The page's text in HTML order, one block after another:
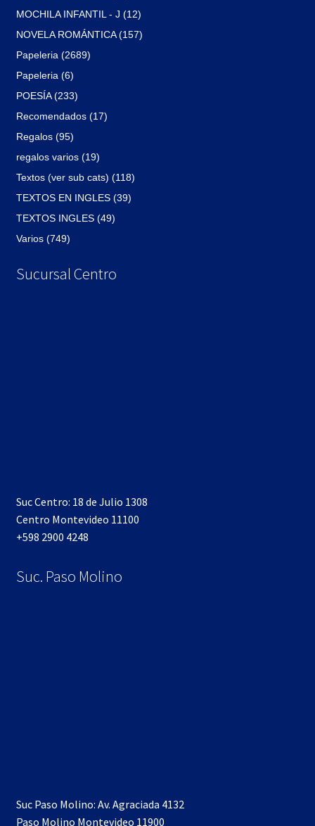
MOCHILA INFANTIL - J (12)
NOVELA ROMÁNTICA (157)
Papeleria (2689)
Papeleria (6)
POESÍA (233)
Recomendados (17)
Regalos (95)
regalos varios (19)
Textos (ver sub cats) (118)
TEXTOS EN INGLES (39)
TEXTOS INGLES (49)
Varios (749)
Sucursal Centro
Suc Centro: 18 de Julio 1308
Centro Montevideo 11100
+598 2900 4248
Suc. Paso Molino
Suc Paso Molino: Av. Agraciada 4132
Paso Molino Montevideo 11900